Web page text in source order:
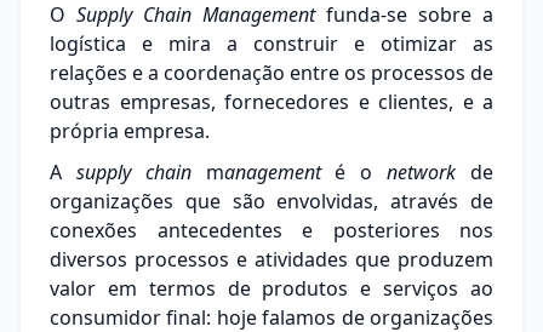
O Supply Chain Management funda-se sobre a
logística e mira a construir e otimizar as
relações e a coordenação entre os processos de
outras empresas, fornecedores e clientes, e a
própria empresa.
A supply chainmanagementé onetworkde
organizações que são envolvidas, através de
conexões antecedentes e posteriores nos
diversos processos e atividades que produzem
valor em termos de produtos e serviços ao
consumidor final: hoje falamos de organizações